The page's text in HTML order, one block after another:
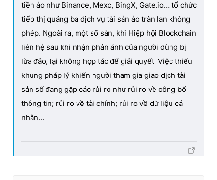
tiền ảo như Binance, Mexc, BingX, Gate.io… tổ chức
tiếp thị quảng bá dịch vụ tài sản ảo tràn lan không
phép. Ngoài ra, một số sàn, khi Hiệp hội Blockchain
liên hệ sau khi nhận phản ánh của người dùng bị
lừa đảo, lại không hợp tác để giải quyết. Việc thiếu
khung pháp lý khiến người tham gia giao dịch tài
sản số đang gặp các rủi ro như rủi ro về công bố
thông tin; rủi ro về tài chính; rủi ro về dữ liệu cá
nhân...